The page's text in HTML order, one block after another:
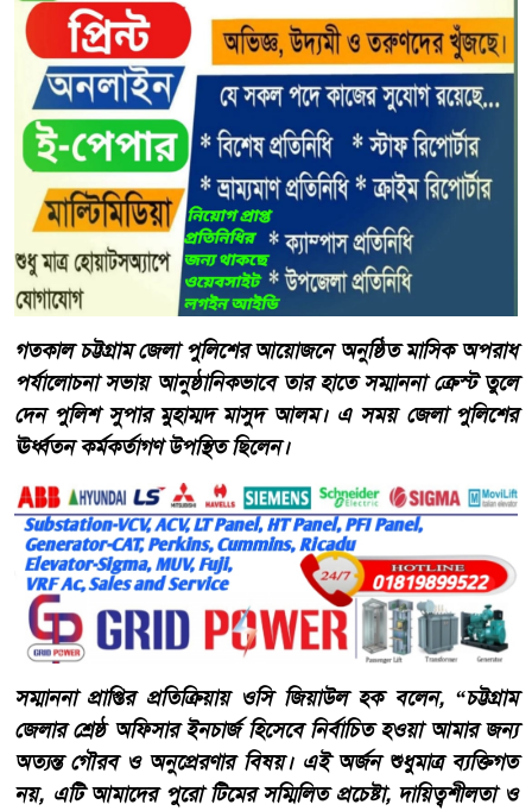
গতকাল চট্টগ্রাম জেলা পুলিশের আয়োজনে অনুষ্ঠিত মাসিক অপরাধ
পর্যালোচনা সভায় আনুষ্ঠানিকভাবে তার হাতে সম্মাননা ক্রেস্ট তুলে
দেন পুলিশ সুপার মুহাম্মদ মাসুদ আলম। এ সময় জেলা পুলিশের
ঊর্ধ্বতন কর্মকর্তাগণ উপস্থিত ছিলেন।
সম্মাননা প্রাপ্তির প্রতিক্রিয়ায় ওসি জিয়াউল হক বলেন, “চট্টগ্রাম
জেলার শ্রেষ্ঠ অফিসার ইনচার্জ হিসেবে নির্বাচিত হওয়া আমার জন্য
অত্যন্ত গৌরব ও অনুপ্রেরণার বিষয়। এই অর্জন শুধুমাত্র ব্যক্তিগত
নয়, এটি আমাদের পুরো টিমের সম্মিলিত প্রচেষ্টা, দায়িত্বশীলতা ও